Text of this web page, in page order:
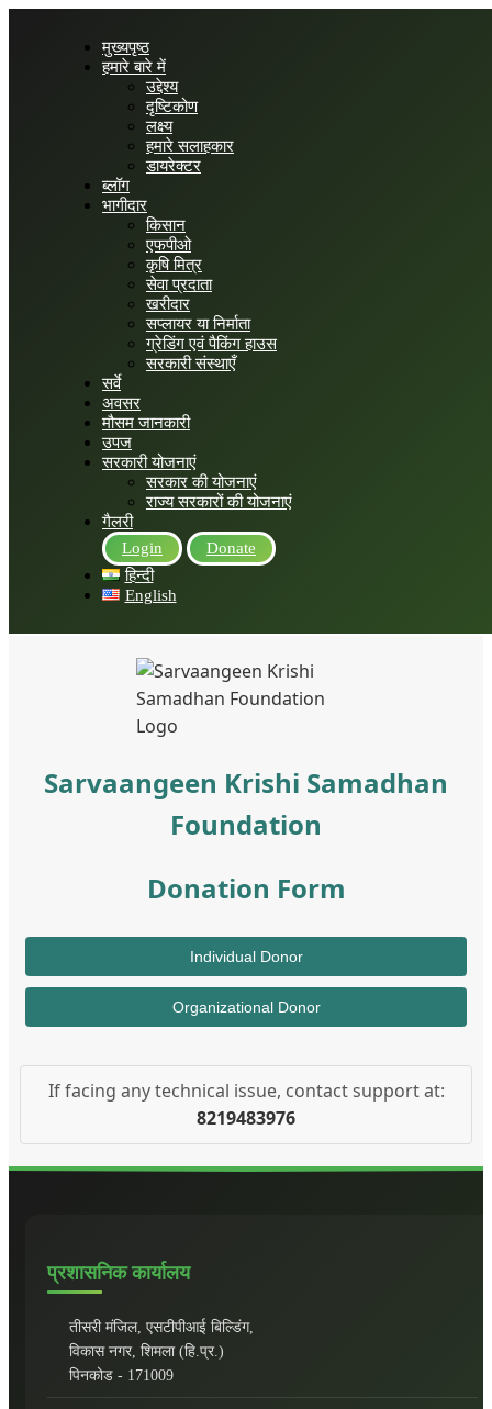
मुख्यपृष्ठ
हमारे बारे में
उद्देश्य
दृष्टिकोण
लक्ष्य
हमारे सलाहकार
डायरेक्टर
ब्लॉग
भागीदार
किसान
एफपीओ
कृषि मित्र
सेवा प्रदाता
खरीदार
सप्लायर या निर्माता
ग्रेडिंग एवं पैकिंग हाउस
सरकारी संस्थाएँ
सर्वे
अवसर
मौसम जानकारी
उपज
सरकारी योजनाएं
सरकार की योजनाएं
राज्य सरकारों की योजनाएं
गैलरी
Login
Donate
हिन्दी
English
Sarvaangeen Krishi Samadhan
Foundation
Donation Form
Individual Donor
Organizational Donor
If facing any technical issue, contact support at:
8219483976
प्रशासनिक कार्यालय
तीसरी मंजिल, एसटीपीआई बिल्डिंग,
विकास नगर, शिमला (हि.प्र.)
पिनकोड - 171009